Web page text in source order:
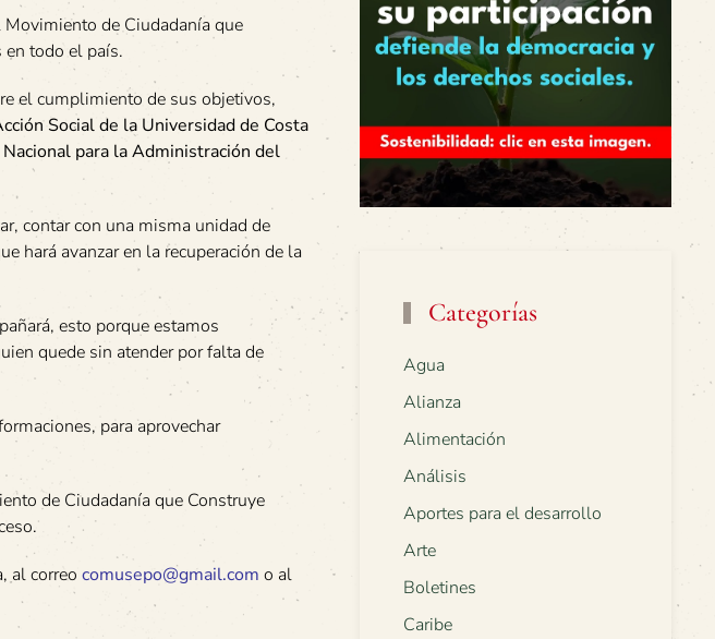
de Ciudadanía que
en todo el país.
el cumplimiento de sus objetivos,
Social de la Universidad de Costa
para la Administración del
contar con una misma unidad de
hará avanzar en la recuperación de la
esto porque estamos
quede sin atender por falta de
para aprovechar
de Ciudadanía que Construye
al correo comusepo@gmail.com o al
Categorías
Agua
Alianza
Alimentación
Análisis
Aportes para el desarrollo
Arte
Boletines
Caribe